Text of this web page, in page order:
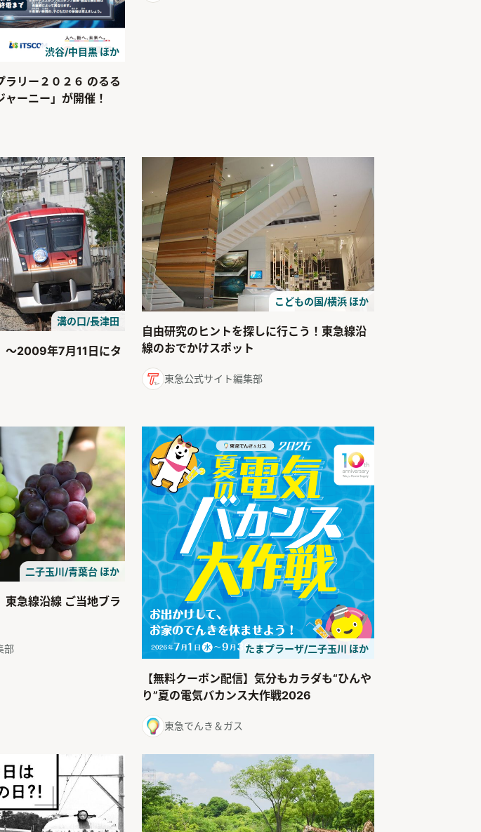
渋谷/中目黒 ほか
ラリー２０２６ のるる
ーニー」が開催！
溝の口/長津田
～2009年7月11日にタ
こどもの国/横浜 ほか
自由研究のヒントを探しに行こう！東急線沿
線のおでかけスポット
東急公式サイト編集部
二子玉川/青葉台 ほか
東急線沿線 ご当地ブラ
部 たまプラーザ/二子玉川 ほか
【無料クーポン配信】気分もカラダも“ひんや
り”夏の電気バカンス大作戦2026
東急でんき＆ガス